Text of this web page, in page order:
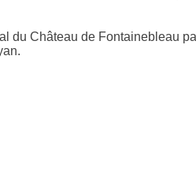
du Château de Fontainebleau